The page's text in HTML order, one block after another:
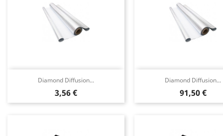
Diamond Diffusion...
Cena
3,56 €
Diamond Diffusion...
Cena
91,50 €